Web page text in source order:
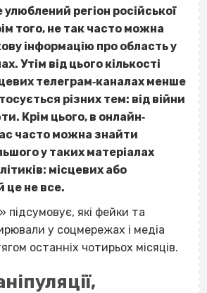
регіон російської
того, не так часто можна
інформацію про область у
Утім від цього кількості
телеграм‐каналах менше
різних тем: від війни
Крім цього, в онлайн‐
часто можна знайти
у таких матеріалах
місцевих або
це не все.
підсумовує, які фейки та
у соцмережах і медіа
останніх чотирьох місяців.